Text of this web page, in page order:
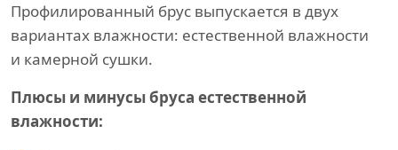
Профилированный брус выпускается в двух
вариантах влажности: естественной влажности
и камерной сушки.
Плюсы и минусы бруса естественной
влажности: